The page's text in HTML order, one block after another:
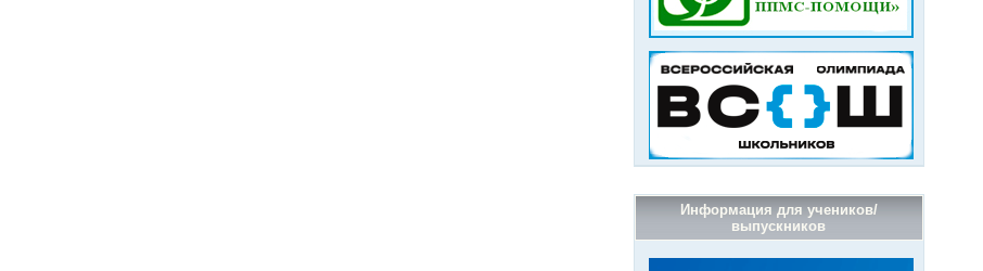
Информация для учеников/
выпускников